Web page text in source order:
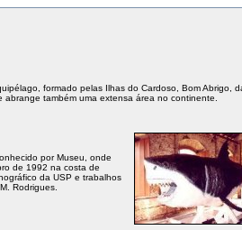
formado pelas Ilhas do Cardoso, Bom Abrigo,
abrange também uma extensa área no continente.
por Museu, onde
de 1992 na costa de
da USP e trabalhos
Rodrigues.